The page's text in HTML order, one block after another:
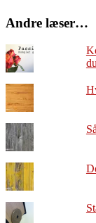
Andre læser…